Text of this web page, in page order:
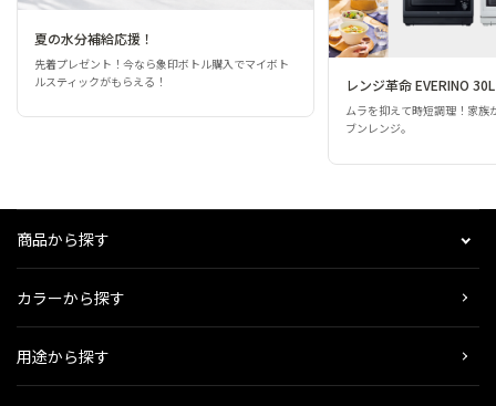
夏の水分補給応援！
先着プレゼント！今なら象印ボトル購入でマイボト
ルスティックがもらえる！
レンジ革命 EVERINO 30L
ムラを抑えて時短調理！家族
ブンレンジ。
商品から探す
カラーから探す
用途から探す